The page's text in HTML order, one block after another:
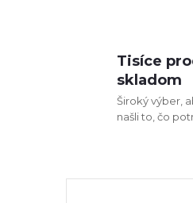
Tisíce
skladom
Široký výber,
našli to, čo